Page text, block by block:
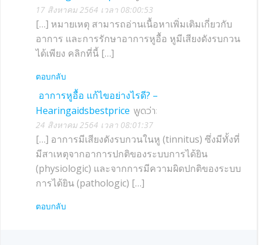
17 สิงหาคม 2564 เวลา 08:00:53
[…] หมายเหตุ สามารถอ่านเนื้อหาเพิ่มเติมเกี่ยวกับ
อาการ และการรักษาอาการหูอื้อ หูมีเสียงดังรบกวน
ได้เพียง คลิกที่นี้ […]
ตอบกลับ
อาการหูอื้อ แก้ไขอย่างไรดี? –
Hearingaidsbestprice พูดว่า:
24 สิงหาคม 2564 เวลา 08:01:37
[…] อาการมีเสียงดังรบกวนในหู (tinnitus) ซึ่งมีทั้งที่
มีสาเหตุจากอาการปกติของระบบการได้ยิน
(physiologic) และจากการมีความผิดปกติของระบบ
การได้ยิน (pathologic) […]
ตอบกลับ